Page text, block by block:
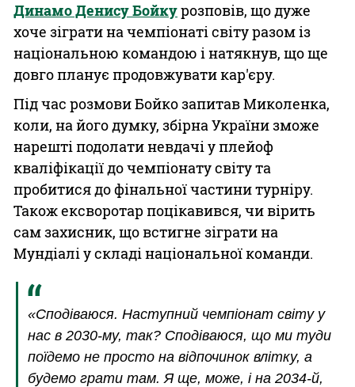
Динамо Денису Бойкурозповів, що дуже
хоче зіграти на чемпіонаті світу разом із
національною командою і натякнув, що ще
довго планує продовжувати кар'єру.
Під час розмови Бойко запитав Миколенка,
коли, на його думку, збірна України зможе
нарешті подолати невдачі у плейоф
кваліфікації до чемпіонату світу та
пробитися до фінальної частини турніру.
Також ексворотар поцікавився, чи вірить
сам захисник, що встигне зіграти на
Мундіалі у складі національної команди.
«Сподіваюся. Наступний чемпіонат світу у
нас в 2030-му, так? Сподіваюся, що ми туди
поїдемо не просто на відпочинок влітку, а
будемо грати там. Я ще, може, і на 2034-й,